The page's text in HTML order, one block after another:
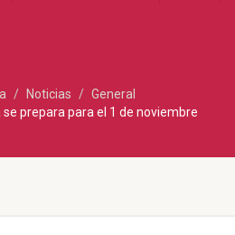
Noticias
General
prepara para el 1 de noviembre